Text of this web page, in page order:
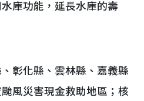
庫功能，延長水庫的壽
彰化縣、雲林縣、嘉義縣
風災害現金救助地區；核